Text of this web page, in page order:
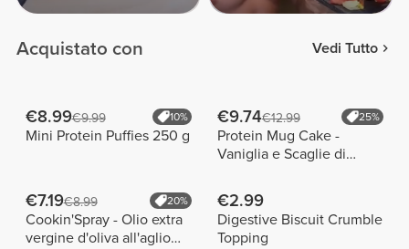
Acquistato con Vedi Tutto
€8.99€9.99 10%
Mini Protein Puffies 250 g
€9.74€12.99 25%
Protein Mug Cake -
Vaniglia e Scaglie di
€7.19€8.99 20%
Cookin'Spray - Olio extra
vergine d'oliva all'aglio
€2.99
Digestive Biscuit Crumble
Topping